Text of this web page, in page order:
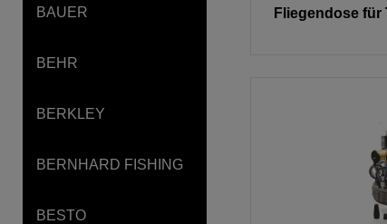
BAUER
BEHR
BERKLEY
BERNHARD FISHING
BESTO
Fliegendose für